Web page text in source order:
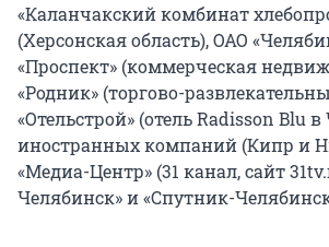
«Каланчакский комбинат
(Херсонская область), ОАО
«Проспект» (коммерческая
«Родник» (торгово-
«Отельстрой» (отель Radisson Blu
иностранных компаний (Кипр и
«Медиа-Центр» (31 канал, сайт
Челябинск» и «Спутник-